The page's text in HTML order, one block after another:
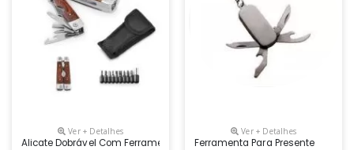
Ver + Detalhes
Alicate Dobrável Com Ferramentas Multifunções Em Aço Inox E
Ver + Detalhes
Ferramenta Para Presente